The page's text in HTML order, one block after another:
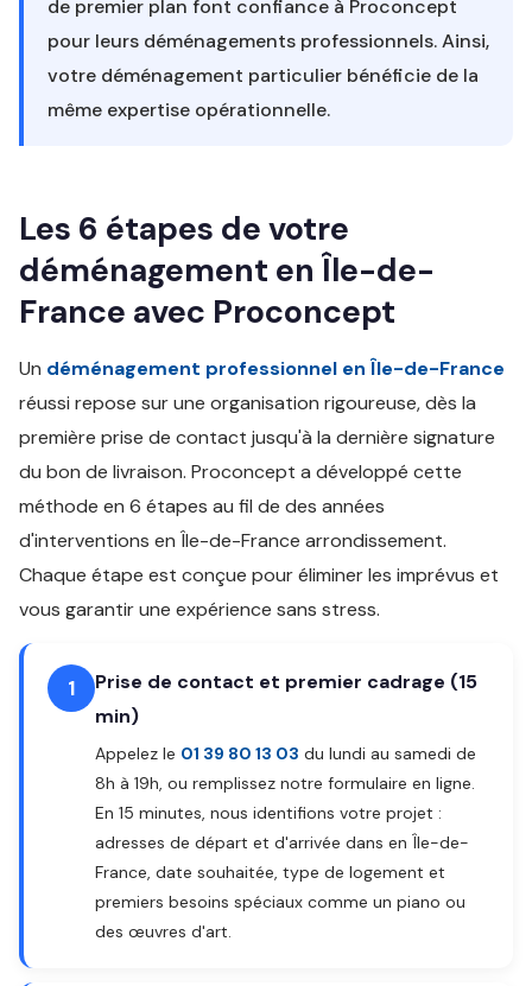
de premier plan font confiance à Proconcept
pour leurs déménagements professionnels. Ainsi,
votre déménagement particulier bénéficie de la
même expertise opérationnelle.
Les 6 étapes de votre
déménagement en Île-de-
France avec Proconcept
Un déménagement professionnel en Île-de-France
réussi repose sur une organisation rigoureuse, dès la
première prise de contact jusqu'à la dernière signature
du bon de livraison. Proconcept a développé cette
méthode en 6 étapes au fil de des années
d'interventions en Île-de-France arrondissement.
Chaque étape est conçue pour éliminer les imprévus et
vous garantir une expérience sans stress.
1
Prise de contact et premier cadrage (15
min)
Appelez le 01 39 80 13 03 du lundi au samedi de
8h à 19h, ou remplissez notre formulaire en ligne.
En 15 minutes, nous identifions votre projet :
adresses de départ et d'arrivée dans en Île-de-
France, date souhaitée, type de logement et
premiers besoins spéciaux comme un piano ou
des œuvres d'art.